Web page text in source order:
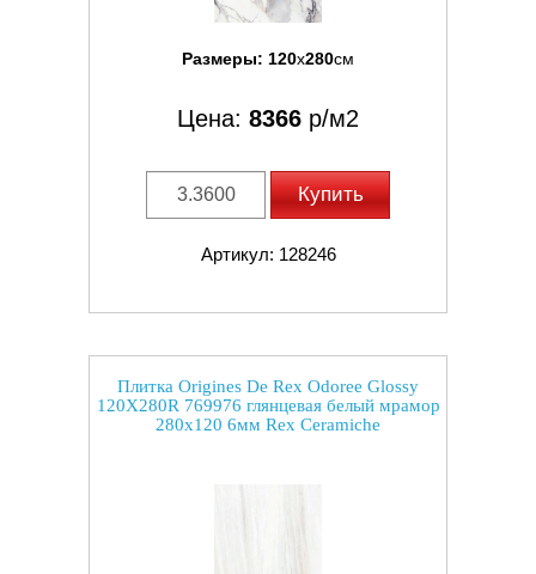
Размеры: 120x280см
Цена: 8366 р/м2
Купить
Артикул: 128246
Плитка Origines De Rex Odoree Glossy
120X280R 769976 глянцевая белый мрамор
280x120 6мм Rex Ceramiche